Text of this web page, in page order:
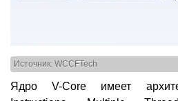
Источник: WCCFTech
Ядро V-Core имеет